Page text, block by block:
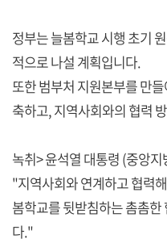
정부는 늘봄학교 시행 초기
적으로 나설 계획입니다.
또한 범부처 지원본부를 만
축하고, 지역사회와의 협력
녹취> 윤석열 대통령 (중앙
"지역사회와 연계하고 협력
봄학교를 뒷받침하는 촘촘
다."